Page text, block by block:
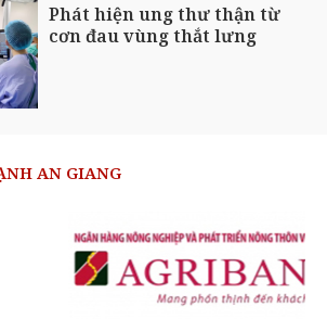
Phát hiện ung thư thận từ
cơn đau vùng thắt lưng
AN GIANG